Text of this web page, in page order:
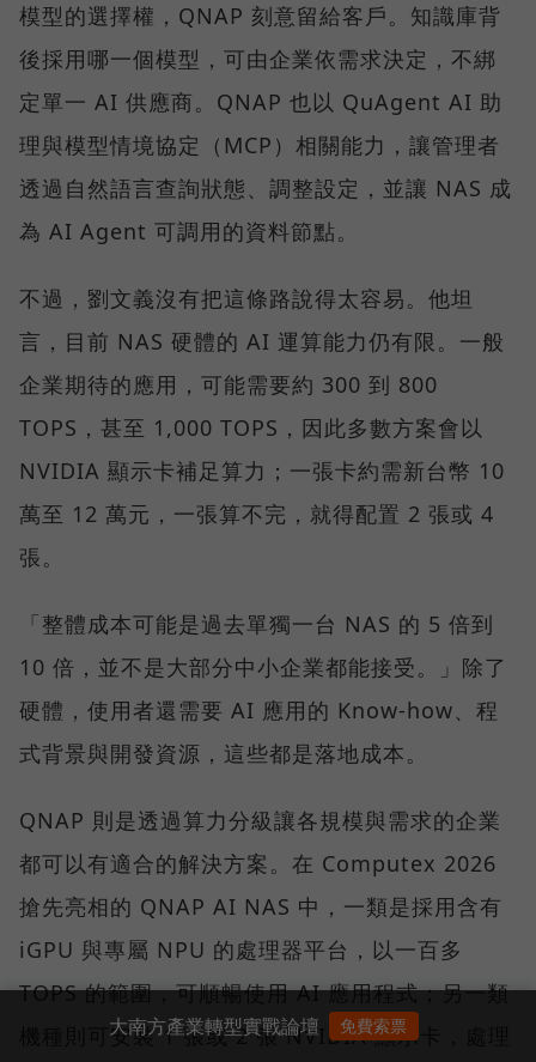
模型的選擇權，QNAP 刻意留給客戶。知識庫背
後採用哪一個模型，可由企業依需求決定，不綁
定單一 AI 供應商。QNAP 也以 QuAgent AI 助
理與模型情境協定（MCP）相關能力，讓管理者
透過自然語言查詢狀態、調整設定，並讓 NAS 成
為 AI Agent 可調用的資料節點。
不過，劉文義沒有把這條路說得太容易。他坦
言，目前 NAS 硬體的 AI 運算能力仍有限。一般
企業期待的應用，可能需要約 300 到 800
TOPS，甚至 1,000 TOPS，因此多數方案會以
NVIDIA 顯示卡補足算力；一張卡約需新台幣 10
萬至 12 萬元，一張算不完，就得配置 2 張或 4
張。
「整體成本可能是過去單獨一台 NAS 的 5 倍到
10 倍，並不是大部分中小企業都能接受。」除了
硬體，使用者還需要 AI 應用的 Know-how、程
式背景與開發資源，這些都是落地成本。
QNAP 則是透過算力分級讓各規模與需求的企業
都可以有適合的解決方案。在 Computex 2026
搶先亮相的 QNAP AI NAS 中，一類是採用含有
iGPU 與專屬 NPU 的處理器平台，以一百多
TOPS 的範圍，可順暢使用 AI 應用程式；另一類
機種則可安裝 1 張或 2 張 NVIDIA 顯示卡，處理
大南方產業轉型實戰論壇 免費索票